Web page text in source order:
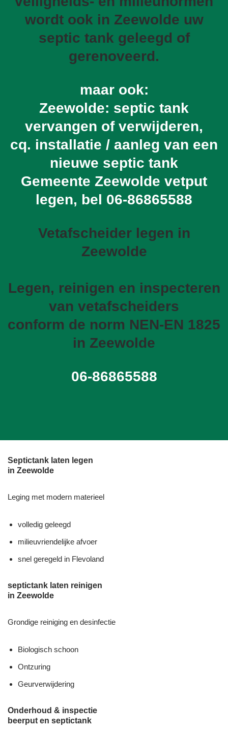
wordt ook in Zeewolde uw
septic tank geleegd of
gerenoveerd.
maar ook:
Zeewolde: septic tank
vervangen of verwijderen,
cq. installatie / aanleg van een
nieuwe septic tank
Gemeente Zeewolde vetput
legen, bel 06-86865588
Vetafscheider legen in
Zeewolde
Legen, reinigen en inspecteren
van vetafscheiders
conform de norm NEN-EN 1825
in Zeewolde
06-86865588
Septictank laten legen
in Zeewolde
Leging met modern materieel
volledig geleegd
milieuvriendelijke afvoer
snel geregeld in Flevoland
septictank laten reinigen
in Zeewolde
Grondige reiniging en desinfectie
Biologisch schoon
Ontzuring
Geurverwijdering
Onderhoud & inspectie
beerput en septictank